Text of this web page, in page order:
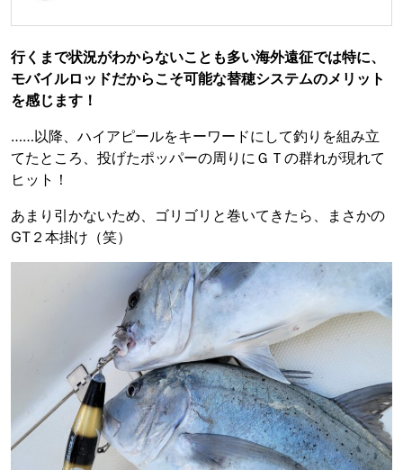
行くまで状況がわからないことも多い海外遠征では特に、
モバイルロッドだからこそ可能な替穂システムのメリット
を感じます！
……以降、ハイアピールをキーワードにして釣りを組み立
てたところ、投げたポッパーの周りにＧＴの群れが現れて
ヒット！
あまり引かないため、ゴリゴリと巻いてきたら、まさかの
GT２本掛け（笑）